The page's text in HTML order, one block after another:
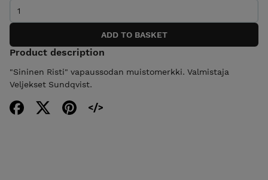
Product description
"Sininen Risti" vapaussodan muistomerkki. Valmistaja
Veljekset Sundqvist.